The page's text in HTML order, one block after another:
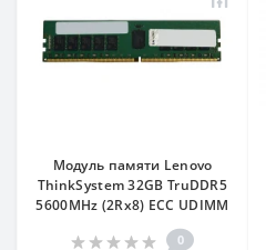
Модуль памяти Lenovo
ThinkSystem 32GB TruDDR5
5600MHz (2Rx8) ECC UDIMM
0